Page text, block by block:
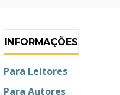
INFORMAÇÕES
Para Leitores
Para Autores